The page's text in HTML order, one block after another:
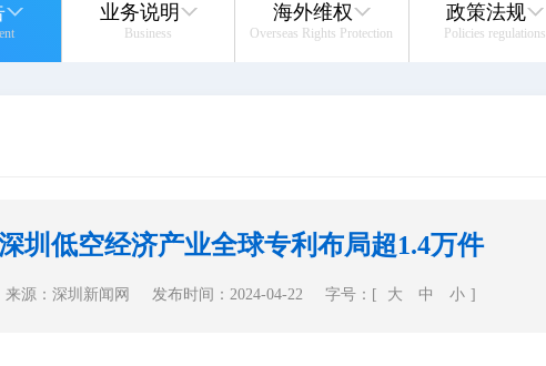
业务说明
Business
海外维权
Overseas Rights Protection
政策法规
Policies regulations
圳低空经济产业全球专利布局超1.4万件
来源：深圳新闻网 发布时间：2024-04-22 字号：[ 大 中 小 ]